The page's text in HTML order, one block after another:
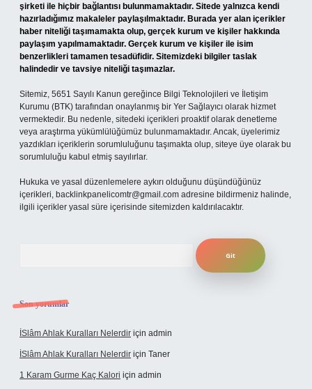
şirketi ile hiçbir bağlantısı bulunmamaktadır. Sitede yalnızca kendi
hazırladığımız makaleler paylaşılmaktadır. Burada yer alan içerikler
haber niteliği taşımamakta olup, gerçek kurum ve kişiler hakkında
paylaşım yapılmamaktadır. Gerçek kurum ve kişiler ile isim
benzerlikleri tamamen tesadüfidir. Sitemizdeki bilgiler taslak
halindedir ve tavsiye niteliği taşımazlar.
Sitemiz, 5651 Sayılı Kanun gereğince Bilgi Teknolojileri ve İletişim
Kurumu (BTK) tarafından onaylanmış bir Yer Sağlayıcı olarak hizmet
vermektedir. Bu nedenle, sitedeki içerikleri proaktif olarak denetleme
veya araştırma yükümlülüğümüz bulunmamaktadır. Ancak, üyelerimiz
yazdıkları içeriklerin sorumluluğunu taşımakta olup, siteye üye olarak bu
sorumluluğu kabul etmiş sayılırlar.
Hukuka ve yasal düzenlemelere aykırı olduğunu düşündüğünüz
içerikleri, backlinkpanelicomtr@gmail.com adresine bildirmeniz halinde,
ilgili içerikler yasal süre içerisinde sitemizden kaldırılacaktır.
Son yorumlar
İSlâm Ahlak Kuralları Nelerdir için admin
İSlâm Ahlak Kuralları Nelerdir için Taner
1 Karam Gurme Kaç Kalori için admin